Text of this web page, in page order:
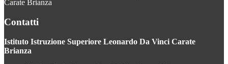
Carate Brianza
Contatti
Istituto Istruzione Superiore Leonardo Da Vinci Carate
Brianza